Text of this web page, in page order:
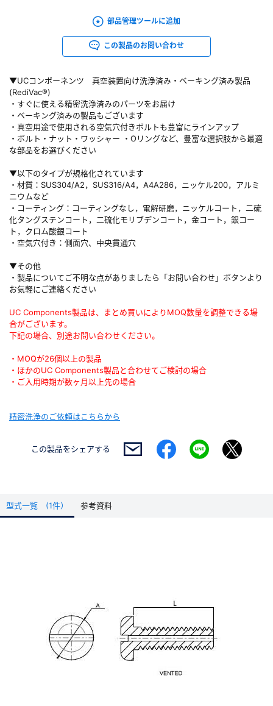
▼UCコンポーネンツ 真空装置向け洗浄済み・ベーキング済み製品
(RediVac®)
・すぐに使える精密洗浄済みのパーツをお届け
・ベーキング済みの製品もございます
・真空用途で使用される空気穴付きボルトも豊富にラインアップ
・ボルト・ナット・ワッシャー ・Oリングなど、豊富な選択肢から最適
な部品をお選びください
▼以下のタイプが規格化されています
・材質：SUS304/A2，SUS316/A4，A4A286，ニッケル200，アルミ
ニウムなど
・コーティング：コーティングなし，電解研磨，ニッケルコート，二硫
化タングステンコート，二硫化モリブデンコート，金コート，銀コー
ト，クロム酸銀コート
・空気穴付き：側面穴、中央貫通穴
▼その他
・製品についてご不明な点がありましたら「お問い合わせ」ボタンより
お気軽にご連絡ください
UC Components製品は、まとめ買いによりMOQ数量を調整できる場
合がございます。
下記の場合、別途お問い合わせください。
・MOQが26個以上の製品
・ほかのUC Components製品と合わせてご検討の場合
・ご入用時期が数ヶ月以上先の場合
精密洗浄のご依頼はこちらから
部品管理ツールに追加
この製品のお問い合わせ
この製品をシェアする
型式一覧 (1件） 参考資料
※パスワードをお忘れの方は、パスワード再発行ページへ
※メールアドレスを忘れた方は、お問い合わせページよりお問い合わせくださ